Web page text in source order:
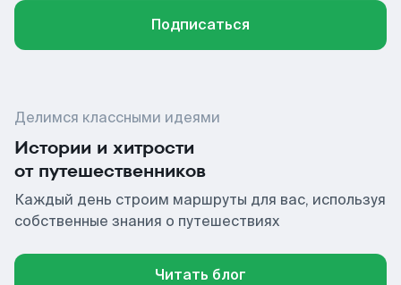
Подписаться
Делимся классными идеями
Истории и хитрости
от путешественников
Каждый день строим маршруты для вас, используя
собственные знания о путешествиях
Читать блог